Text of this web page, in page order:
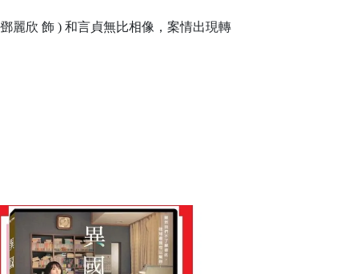
麗欣 飾 ) 和言貞無比相像，案情出現轉